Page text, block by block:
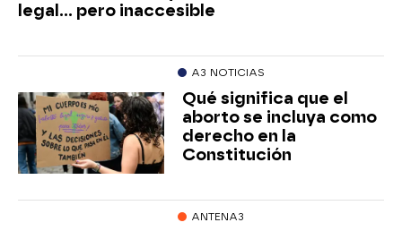
legal… pero inaccesible
A3 NOTICIAS
Qué significa que el
aborto se incluya como
derecho en la
Constitución
ANTENA3